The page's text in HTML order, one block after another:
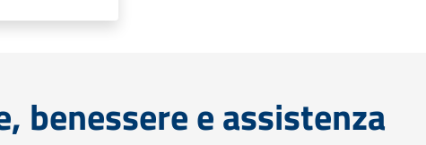
benessere e assistenza